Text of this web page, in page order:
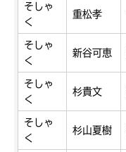
そしゃ
く
重松孝
そしゃ
く
新谷可恵
そしゃ
く
杉貴文
そしゃ
く
杉山夏樹